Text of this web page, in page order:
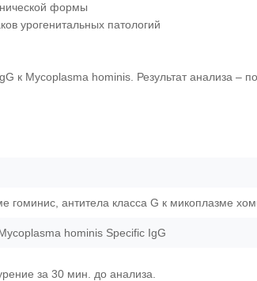
формы
урогенитальных патологий
к Mycoplasma hominis. Результат анализа –
гоминис, антитела класса G к микоплазме
hominis Specific IgG
за 30 мин. до анализа.